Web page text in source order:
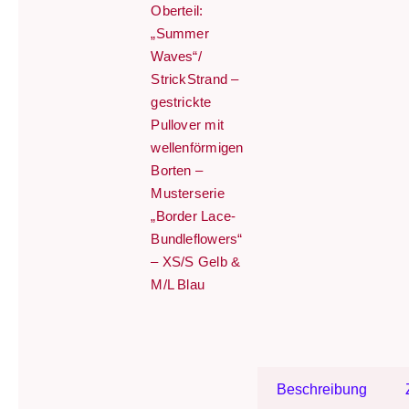
Oberteil:
„Summer
Waves“/
StrickStrand –
gestrickte
Pullover mit
wellenförmigen
Borten –
Musterserie
„Border Lace-
Bundleflowers“
– XS/S Gelb &
M/L Blau
Beschreibung